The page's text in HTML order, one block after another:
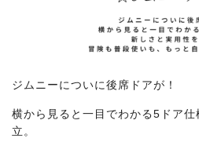
ジムニーについに後席ドアが！
横から見ると一目でわかる5ドア
立。